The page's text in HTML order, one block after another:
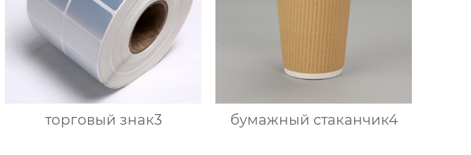
торговый знак3 бумажный стаканчик4